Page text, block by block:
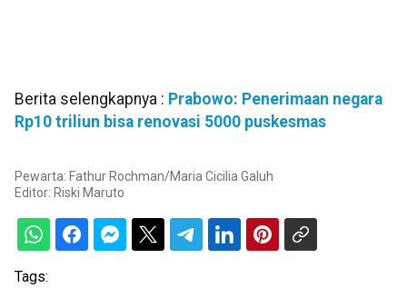
Berita selengkapnya : Prabowo: Penerimaan negara
Rp10 triliun bisa renovasi 5000 puskesmas
Pewarta: Fathur Rochman/Maria Cicilia Galuh
Editor: Riski Maruto
Tags: